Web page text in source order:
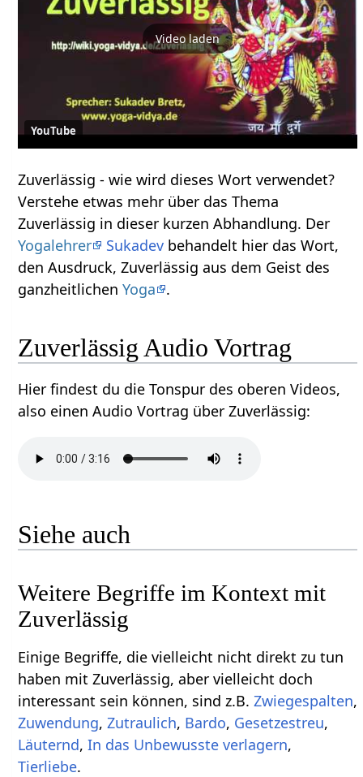
Video laden
YouTube
Zuverlässig‏‎ - wie wird dieses Wort verwendet?
Verstehe etwas mehr über das Thema
Zuverlässig‏‎ in dieser kurzen Abhandlung. Der
Yogalehrer
Sukadev behandelt hier das Wort,
den Ausdruck, Zuverlässig‏‎ aus dem Geist des
ganzheitlichenYoga .
Zuverlässig‏‎ Audio Vortrag
Hier findest du die Tonspur des oberen Videos,
also einen Audio Vortrag über Zuverlässig‏‎:
Siehe auch
Weitere Begriffe im Kontext mit
Einige Begriffe, die vielleicht nicht direkt zu tun
haben mit Zuverlässig‏‎, aber vielleicht doch
interessant sein können, sind z.B.
,
, , Bardo,
,
,
,
Tierliebe.